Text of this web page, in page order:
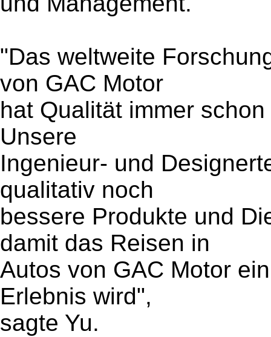
"Das weltweite
von GAC Motor
hat Qualität immer
Unsere
Ingenieur- und
qualitativ noch
bessere Produkte und
damit das Reisen in
Autos von GAC Motor
Erlebnis wird",
sagte Yu.